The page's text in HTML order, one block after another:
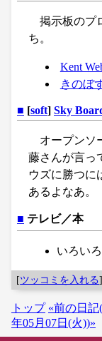
掲示板のプ
ち。
Kent
きのぼ
■ [soft] Sky
オープンソ
藤さんが言っ
ウズに勝つに
あるよなあ。
■ テレビ／本
いろいろ
[ツッコミを入れる]
トップ «前の日記
年05月07日(火))»